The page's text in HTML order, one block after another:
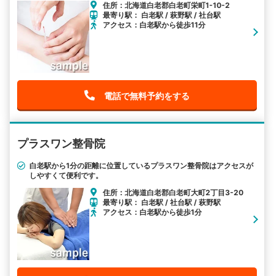
その他の検索方法
駅から探す
住所：北海道白老郡白老町栄町1-10-2
最寄り駅： 白老駅 / 萩野駅 / 社台駅
アクセス：白老駅から徒歩11分
電話で無料予約をする
プラスワン整骨院
白老駅から1分の距離に位置しているプラスワン整骨院はアクセスが
しやすくて便利です。
住所：北海道白老郡白老町大町2丁目3-20
最寄り駅： 白老駅 / 社台駅 / 萩野駅
アクセス：白老駅から徒歩1分